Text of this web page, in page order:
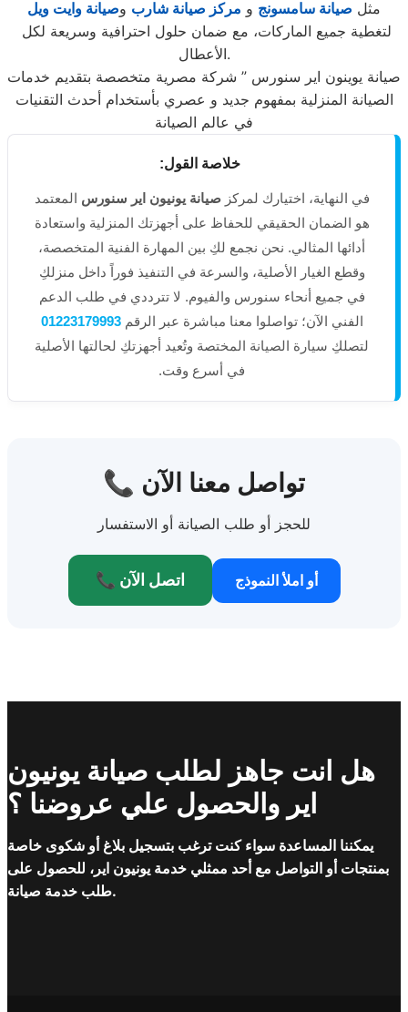
مثل صيانة سامسونج و مركز صيانة شارب وصيانة وايت ويل
الأعطال.
صيانة يوينون اير سنورس ” شركة مصرية متخصصة بتقديم خدمات
الصيانة المنزلية بمفهوم جديد و عصري بأستخدام أحدث التقنيات
في عالم الصيانة
خلاصة القول:
في النهاية، اختيارك لمركزصيانة يونيون اير سنورس المعتمد
هو الضمان الحقيقي للحفاظ على أجهزتك المنزلية واستعادة
أدائها المثالي. نحن نجمع لكِ بين المهارة الفنية المتخصصة،
وقطع الغيار الأصلية، والسرعة في التنفيذ فوراً داخل منزلكِ
في جميع أنحاء سنورس والفيوم. لا تترددي في طلب الدعم
الفني الآن؛ تواصلوا معنا مباشرة عبر الرقم01223179993
لتصلكِ سيارة الصيانة المختصة وتُعيد أجهزتكِ لحالتها الأصلية
في أسرع وقت.
📞 تواصل معنا الآن
للحجز أو طلب الصيانة أو الاستفسار
📞 اتصل الآن أو املأ النموذج
هل انت جاهز لطلب صيانة يونيون
اير والحصول علي عروضنا ؟
يمكننا المساعدة سواء كنت ترغب بتسجيل بلاغ أو شكوى خاصة
بمنتجات أو التواصل مع أحد ممثلي خدمة يونيون اير، للحصول على
طلب خدمة صيانة.